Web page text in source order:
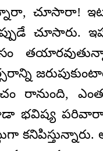
చూసారా!
చూసారు.
రానుంది,
భవిష్య